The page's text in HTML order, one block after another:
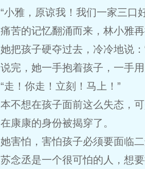
“小雅，原谅我！我们一家三口
痛苦的记忆翻涌而来，林小雅
她把孩子硬夺过去，冷冷地说
说完，她一手抱着孩子，一手
“走！你走！立刻！马上！”
本不想在孩子面前这么失态，
在康康的身份被揭穿了。
她害怕，害怕孩子必须要面临
苏念丞是一个很可怕的人，想